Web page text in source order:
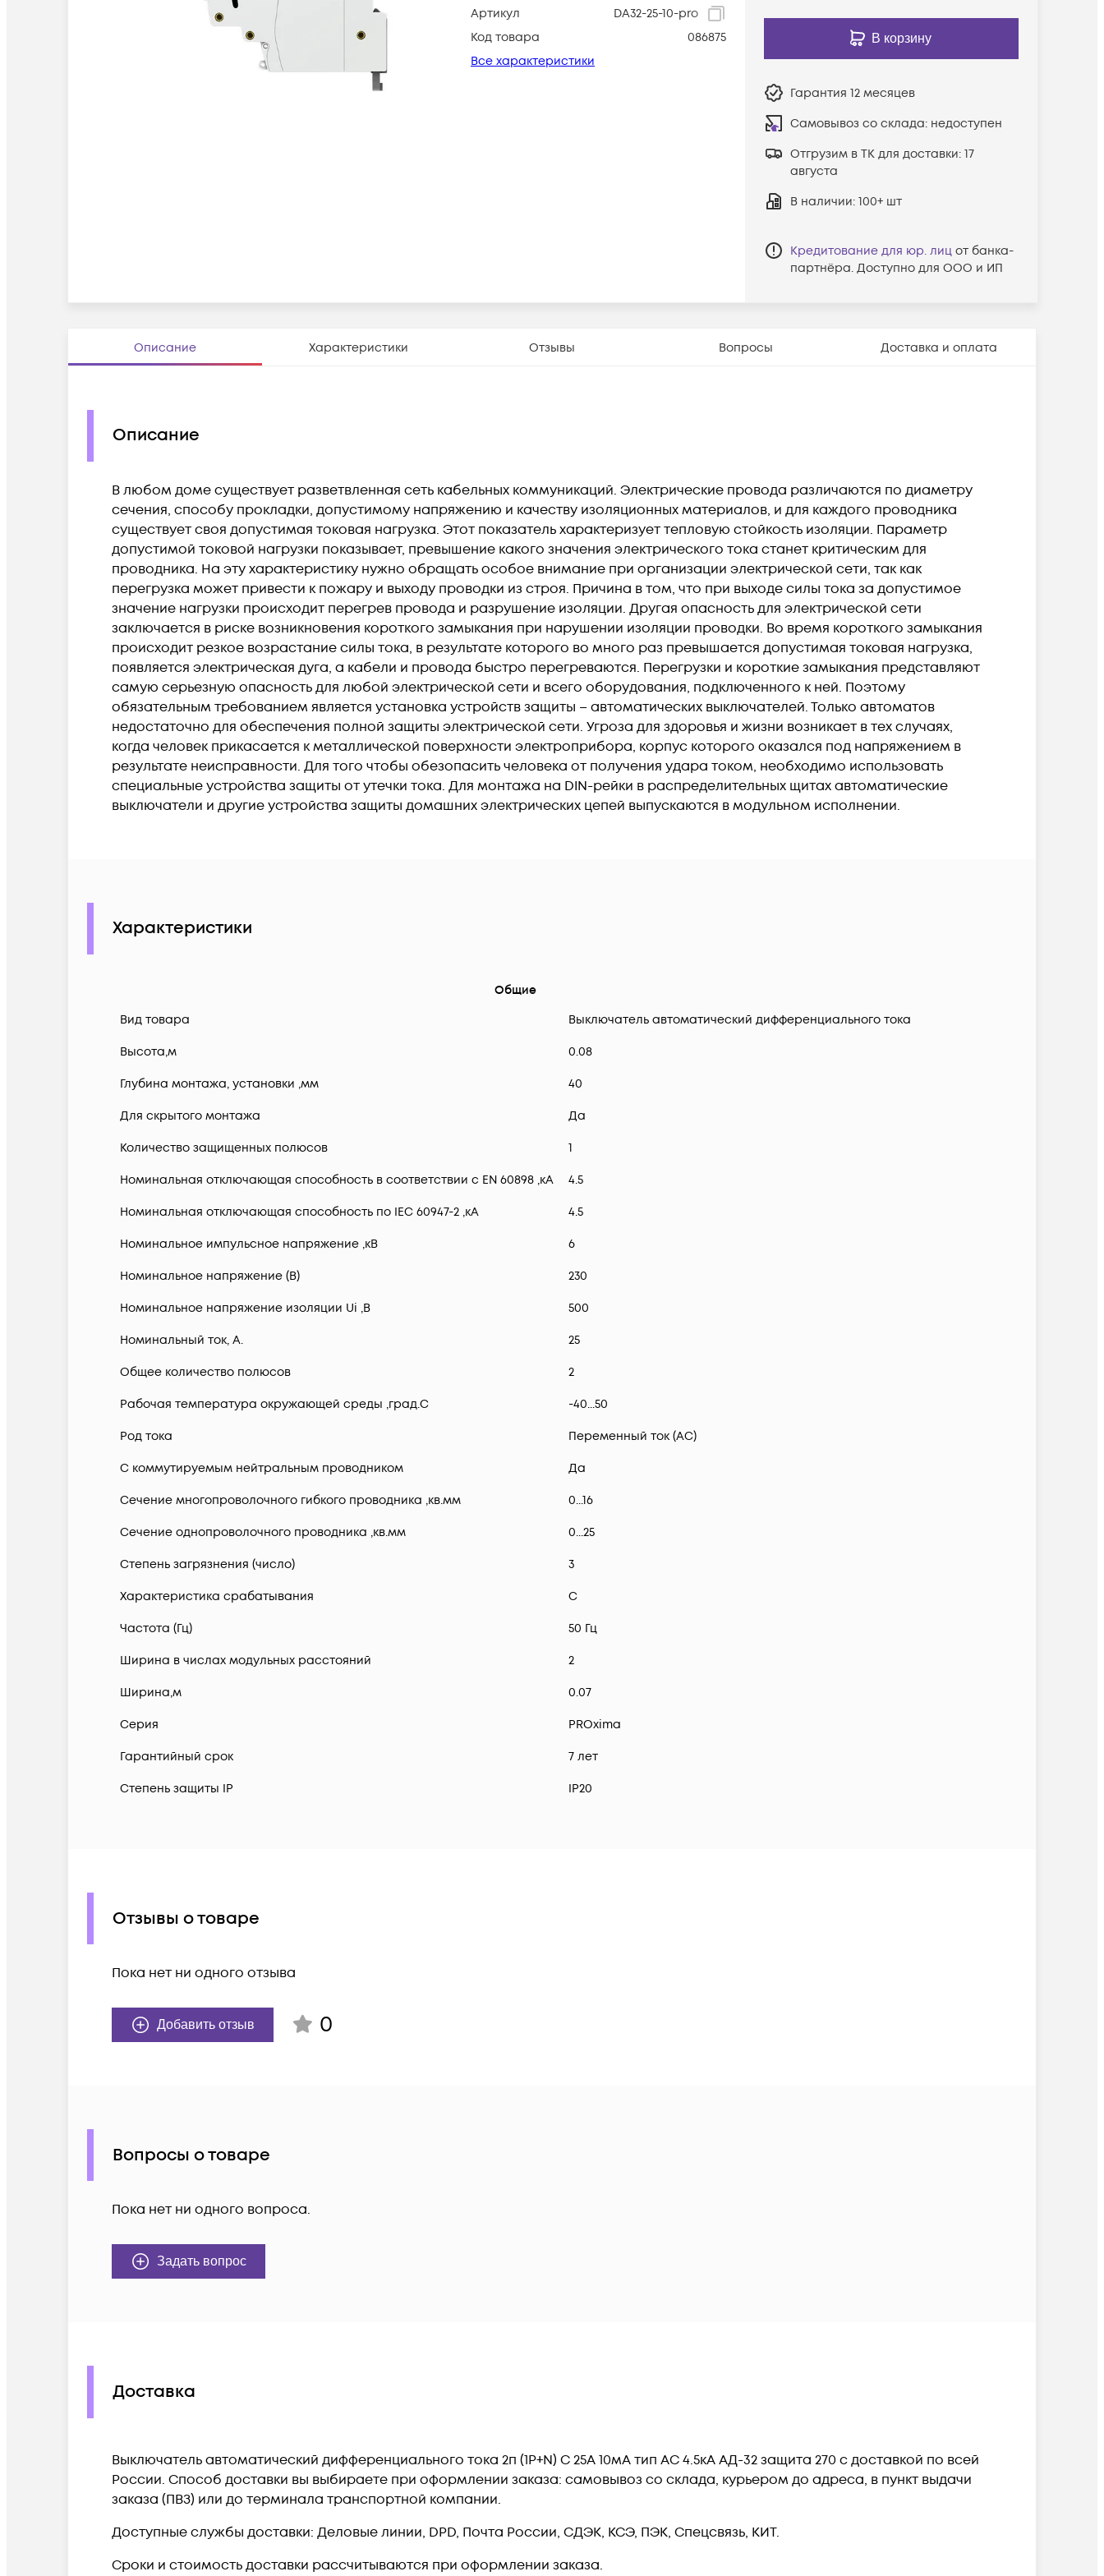
Артикул
DA32-25-10-pro
Код товара
086875
Все характеристики
В корзину
Гарантия 12 месяцев
Самовывоз со склада: недоступен
Отгрузим в ТК для доставки: 17
августа
В наличии: 100+ шт
Кредитование для юр. лиц от банка-
партнёра. Доступно для ООО и ИП
Описание Характеристики Отзывы Вопросы Доставка и оплата
Описание
В любом доме существует разветвленная сеть кабельных коммуникаций. Электрические провода различаются по диаметру
сечения, способу прокладки, допустимому напряжению и качеству изоляционных материалов, и для каждого проводника
существует своя допустимая токовая нагрузка. Этот показатель характеризует тепловую стойкость изоляции. Параметр
допустимой токовой нагрузки показывает, превышение какого значения электрического тока станет критическим для
проводника. На эту характеристику нужно обращать особое внимание при организации электрической сети, так как
перегрузка может привести к пожару и выходу проводки из строя. Причина в том, что при выходе силы тока за допустимое
значение нагрузки происходит перегрев провода и разрушение изоляции. Другая опасность для электрической сети
заключается в риске возникновения короткого замыкания при нарушении изоляции проводки. Во время короткого замыкания
происходит резкое возрастание силы тока, в результате которого во много раз превышается допустимая токовая нагрузка,
появляется электрическая дуга, а кабели и провода быстро перегреваются. Перегрузки и короткие замыкания представляют
самую серьезную опасность для любой электрической сети и всего оборудования, подключенного к ней. Поэтому
обязательным требованием является установка устройств защиты – автоматических выключателей. Только автоматов
недостаточно для обеспечения полной защиты электрической сети. Угроза для здоровья и жизни возникает в тех случаях,
когда человек прикасается к металлической поверхности электроприбора, корпус которого оказался под напряжением в
результате неисправности. Для того чтобы обезопасить человека от получения удара током, необходимо использовать
специальные устройства защиты от утечки тока. Для монтажа на DIN-рейки в распределительных щитах автоматические
выключатели и другие устройства защиты домашних электрических цепей выпускаются в модульном исполнении.
Характеристики
Общие
Вид товара
Выключатель автоматический дифференциального тока
Высота,м 0.08
Глубина монтажа, установки ,мм 40
Для скрытого монтажа Да
Количество защищенных полюсов 1
Номинальная отключающая способность в соответствии с EN 60898 ,кА 4.5
Номинальная отключающая способность по IEC 60947-2 ,кА 4.5
Номинальное импульсное напряжение ,кВ 6
Номинальное напряжение (В) 230
Номинальное напряжение изоляции Ui ,В 500
Номинальный ток, А. 25
Общее количество полюсов 2
Рабочая температура окружающей среды ,град.C -40...50
Род тока Переменный ток (AC)
С коммутируемым нейтральным проводником Да
Сечение многопроволочного гибкого проводника ,кв.мм 0...16
Сечение однопроволочного проводника ,кв.мм 0...25
Степень загрязнения (число) 3
Характеристика срабатывания C
Частота (Гц) 50 Гц
Ширина в числах модульных расстояний 2
Ширина,м 0.07
Серия PROxima
Гарантийный срок 7 лет
Степень защиты IP IP20
Отзывы о товаре
Пока нет ни одного отзыва
Добавить отзыв 0
Вопросы о товаре
Пока нет ни одного вопроса.
Задать вопрос
Доставка
Выключатель автоматический дифференциального тока 2п (1P+N) C 25А 10мА тип AC 4.5кА АД-32 защита 270 c доставкой по всей
России. Способ доставки вы выбираете при оформлении заказа: самовывоз со склада, курьером до адреса, в пункт выдачи
заказа (ПВЗ) или до терминала транспортной компании.
Доступные службы доставки: Деловые линии, DPD, Почта России, СДЭК, КСЭ, ПЭК, Спецсвязь, КИТ.
Сроки и стоимость доставки рассчитываются при оформлении заказа.